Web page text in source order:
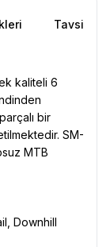
Tavsiye Et
kaliteli 6
bir
SM-
MTB
Downhill